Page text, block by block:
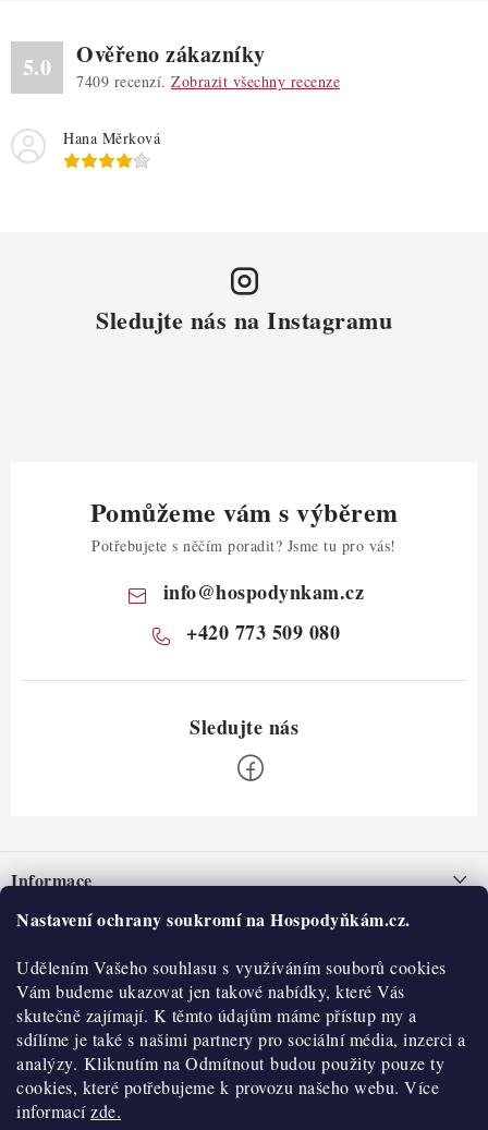
Nastavení ochrany soukromí na Hospodyňkám.cz.
Udělením Vašeho souhlasu s využíváním souborů cookies
Vám budeme ukazovat jen takové nabídky, které Vás
skutečně zajímají. K těmto údajům máme přístup my a
sdílíme je také s našimi partnery pro sociální média, inzerci a
analýzy. Kliknutím na Odmítnout budou použity pouze ty
cookies, které potřebujeme k provozu našeho webu. Více
informacízde.
5.0 Ověřeno zákazníky
7409 recenzí. Zobrazit všechny recenze
Hana Měrková
Sledujte nás na Instagramu
Pomůžeme vám s výběrem
Potřebujete s něčím poradit? Jsme tu pro vás!
info@hospodynkam.cz
+420 773 509 080
pInformace
Nepřevzetí zásilky na dobírku
Obchodní podmínky
Hodnocení obchodu
Blog
Moje objednávka
O nás
Historie
Kontakty
O nákupu
Reklamace a vratky
Výdejní místa